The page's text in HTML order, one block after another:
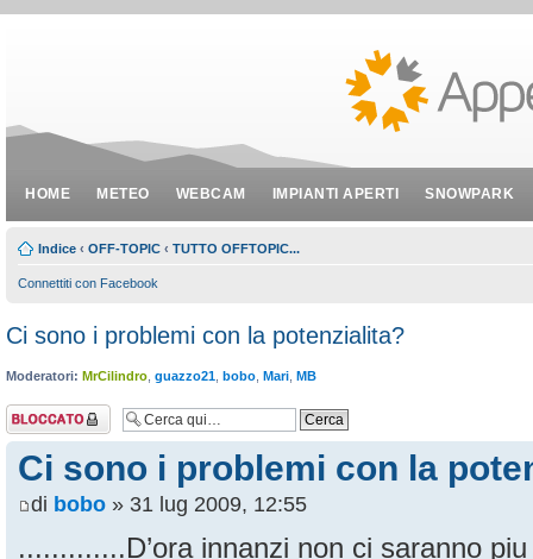
HOME METEO WEBCAM IMPIANTI APERTI SNOWPARK
Indice ‹ OFF-TOPIC ‹ TUTTO OFFTOPIC...
Connettiti con Facebook
Ci sono i problemi con la potenzialita?
Moderatori: MrCilindro guazzo21 bobo Mari MB
Argomento
bloccato
Ci sono i problemi con la
di bobo » 31 lug 2009, 12:55
.............D’ora innanzi non ci saranno piu